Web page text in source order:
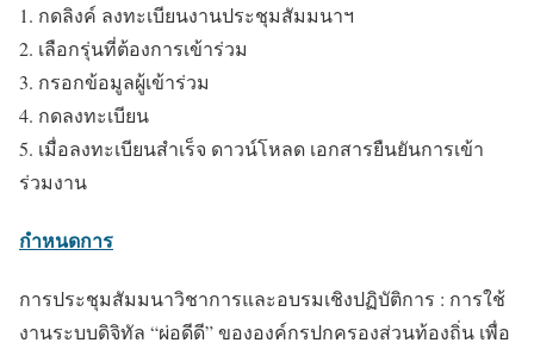
1. กดลิงค์ ลงทะเบียนงานประชุมสัมมนาฯ
2. เลือกรุ่นที่ต้องการเข้าร่วม
3. กรอกข้อมูลผู้เข้าร่วม
4. กดลงทะเบียน
5. เมื่อลงทะเบียนสำเร็จ ดาวน์โหลด เอกสารยืนยันการเข้า
ร่วมงาน
กำหนดการ
การประชุมสัมมนาวิชาการและอบรมเชิงปฏิบัติการ : การใช้
งานระบบดิจิทัล “ผ่อดีดี” ขององค์กรปกครองส่วนท้องถิ่น เพื่อ